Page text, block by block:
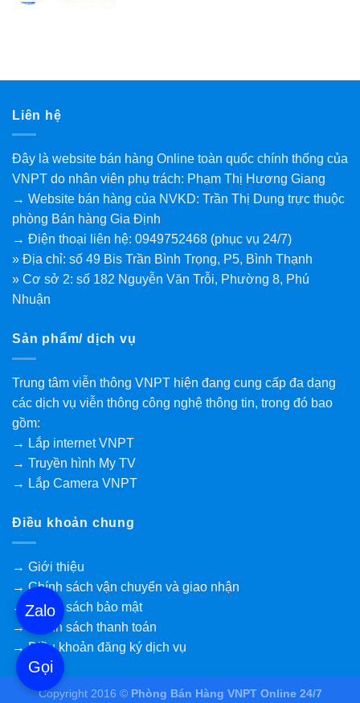
Liên hệ
Đây là website bán hàng Online toàn quốc chính thống của
VNPT do nhân viên phụ trách: Phạm Thị Hương Giang
→ Website bán hàng của NVKD: Trần Thị Dung trực thuộc
phòng Bán hàng Gia Định
→ Điện thoại liên hệ: 0949752468 (phục vụ 24/7)
» Địa chỉ: số 49 Bis Trần Bình Trọng, P5, Bình Thạnh
» Cơ sở 2: số 182 Nguyễn Văn Trỗi, Phường 8, Phú
Nhuận
Sản phẩm/ dịch vụ
Trung tâm viễn thông VNPT hiện đang cung cấp đa dạng
các dịch vụ viễn thông công nghệ thông tin, trong đó bao
gồm:
→ Lắp internet VNPT
→ Truyền hình My TV
→ Lắp Camera VNPT
Điều khoản chung
→ Giới thiệu
→ Chính sách vận chuyển và giao nhận
→ Chính sách bảo mật
→ Chính sách thanh toán
→ Điều khoản đăng ký dịch vụ
Copyright 2016 © Phòng Bán Hàng VNPT Online 24/7
Zalo
Gọi